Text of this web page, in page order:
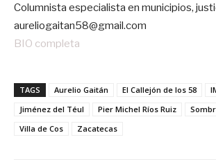
Columnista especialista en municipios,
aureliogaitan58@gmail.com
BIO completa
TAGS Aurelio Gaitán El Callejón de los 58
Jiménez del Téul
Pier Michel Ríos Ruiz
Villa de Cos
Zacatecas